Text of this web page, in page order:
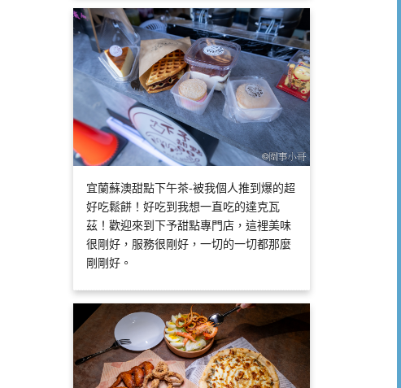
宜蘭蘇澳甜點下午茶-被我個人推到爆的超
好吃鬆餅！好吃到我想一直吃的達克瓦
茲！歡迎來到下予甜點專門店，這裡美味
很剛好，服務很剛好，一切的一切都那麼
剛剛好。